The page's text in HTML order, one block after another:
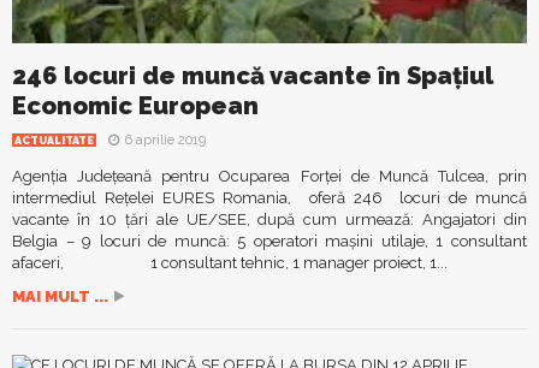
246 locuri de muncă vacante în Spaţiul
Economic European
ACTUALITATE 6 aprilie 2019
Agenţia Judeţeană pentru Ocuparea Forţei de Muncă Tulcea, prin
intermediul Reţelei EURES Romania, oferă 246 locuri de muncă
vacante în 10 ţări ale UE/SEE, după cum urmează: Angajatori din
Belgia – 9 locuri de muncă: 5 operatori mașini utilaje, 1 consultant
afaceri, 1 consultant tehnic, 1 manager proiect, 1...
MAI MULT ...